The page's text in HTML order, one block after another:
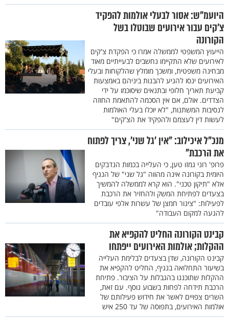
היועמ"ש: אסור לבעלי אולמות להפקיד
צ'קים עבור אירועים שבוטלו בשל
הקורונה
הייעוץ המשפטי לממשלה אמרו כי הפקדת צ'קים
לאירועים שלא התקיימו נחשבים לבעייתיים מאוד
מבחינה משפטית, ומשכך מומלץ שהלקוחות ובעלי
האירועים ינסו להגיע להבנות ביניהם באמצעות
קביעת תאריך חלופי ובתנאים שיסוכמו על ידי
הצדדים. אולם, אם אין הסכמה להתאמת החוזה
לנסיבות המשתנות, "לא יוכלו בעלי האולמות
לעשות דין לעצמם ולהפקיד את הצ'קים"
מנכ"ל איכילוב: "אין 'גל שני', צריך לפתוח
את הרכבת"
פרופ' רוני גמזו טען, כי העלייה בכמות הנדבקים
היומית בקורונה אינה מהווה "גל שני" של הנגיף
אלא "תיקון טכני". הוא קרא לממשלה להמשיך
בצעדים לפתיחת המשק ולהחזיר את הרכבת
לפעילות: "צינור חמצן של עשרות אלפי עובדים
להגעה למקום העבודה"
קבינט הקורונה החליט להקפיא את
ההקלות; אולמות האירועים ייפתחו
קבינט הקורונה, שדן בצעדים לבלימת העלייה
בשיעור התחלואה בנגיף, החליט להקפיא את
ההקלות שתוכננו בהגבלות על הציבור. פתיחת
הרכבת תידחה לפחות בשבוע נוסף. עם זאת,
השרים צפויים לאשר את חידוש פעילותם של
אולמות האירועים, בתפוסה של עד 250 איש